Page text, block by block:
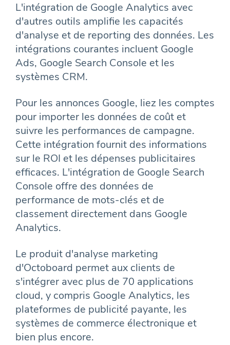
L'intégration de Google Analytics avec
d'autres outils amplifie les capacités
d'analyse et de reporting des données. Les
intégrations courantes incluent Google
Ads, Google Search Console et les
systèmes CRM.
Pour les annonces Google, liez les comptes
pour importer les données de coût et
suivre les performances de campagne.
Cette intégration fournit des informations
sur le ROI et les dépenses publicitaires
efficaces. L'intégration de Google Search
Console offre des données de
performance de mots-clés et de
classement directement dans Google
Analytics.
Le produit d'analyse marketing
d'Octoboard permet aux clients de
s'intégrer avec plus de 70 applications
cloud, y compris Google Analytics, les
plateformes de publicité payante, les
systèmes de commerce électronique et
bien plus encore.